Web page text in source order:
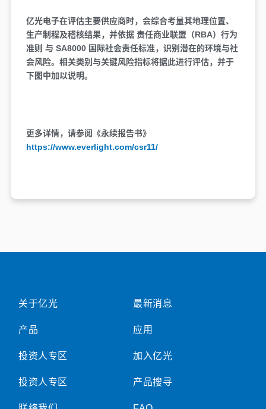
亿光电子在评估主要供应商时，会综合考量其地理位置、
生产制程及稽核结果，并依据 责任商业联盟（RBA）行为
准则 与 SA8000 国际社会责任标准，识别潜在的环境与社
会风险。相关类别与关键风险指标将据此进行评估，并于
下图中加以说明。
更多详情，请参阅《永续报告书》
https://www.everlight.com/csr11/
关于亿光
产品
投资人专区
投资人专区
最新消息
应用
加入亿光
产品搜寻